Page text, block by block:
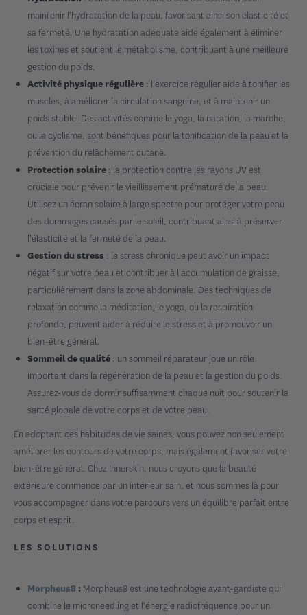
maintenir l'hydratation de la peau, favorisant ainsi son élasticité et
sa fermeté. Une hydratation adéquate aide également à éliminer
les toxines et soutient le métabolisme, contribuant à une meilleure
gestion du poids.
Activité physique régulière : l'exercice régulier aide à tonifier les
muscles, à améliorer la circulation sanguine, et à maintenir un
poids stable. Des activités comme le yoga, la natation, la marche,
ou le cyclisme, sont bénéfiques pour la tonification de la peau et la
prévention du relâchement cutané.
Protection solaire : la protection contre les rayons UV est
cruciale pour prévenir le vieillissement prématuré de la peau.
Utilisez un écran solaire à large spectre pour protéger votre peau
des dommages causés par le soleil, contribuant ainsi à préserver
l'élasticité et la fermeté de la peau.
Gestion du stress : le stress chronique peut avoir un impact
négatif sur votre peau et contribuer à l'accumulation de graisse,
particulièrement dans la zone abdominale. Des techniques de
relaxation comme la méditation, le yoga, ou la respiration
profonde, peuvent aider à réduire le stress et à promouvoir un
bien-être général.
Sommeil de qualité : un sommeil réparateur joue un rôle
important dans la régénération de la peau et la gestion du poids.
Assurez-vous de dormir suffisamment chaque nuit pour soutenir la
santé globale de votre corps et de votre peau.
En adoptant ces habitudes de vie saines, vous pouvez non seulement
améliorer les contours de votre corps, mais également favoriser votre
bien-être général. Chez Innerskin, nous croyons que la beauté
extérieure commence par un intérieur sain, et nous sommes là pour
vous accompagner dans votre parcours vers un équilibre parfait entre
corps et esprit.
LES SOLUTIONS
Morpheus8 : Morpheus8 est une technologie avant-gardiste qui
combine le microneedling et l'énergie radiofréquence pour un